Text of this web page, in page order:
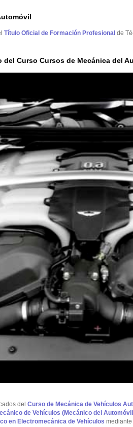
Título Oficial de Formación Profesional de
Curso Cursos de Mecánica del
del Curso de Mecánica de Vehículos
de Vehículos (Mecánico del
en Electromecánica de Vehículos